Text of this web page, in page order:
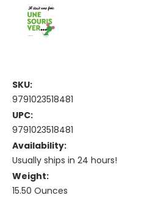
SKU:
9791023518481
UPC:
9791023518481
Availability:
Usually ships in 24 hours!
Weight:
15.50 Ounces